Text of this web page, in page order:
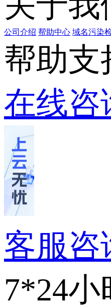
公司介绍 帮助中心 域名污染
帮助支
在线咨
客服咨
7*24